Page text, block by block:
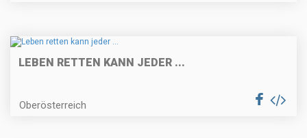
LEBEN RETTEN KANN JEDER ...
Oberösterreich